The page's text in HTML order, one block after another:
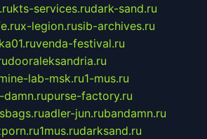
kts-services.rudark-sand.ru
x-legion.rusib-archives.ru
venda-festival.ru
dooraleksandria.ru
lab-msk.ru1-mus.ru
damn.rupurse-factory.ru
adler-jun.rubandamn.ru
1mus.rudarksand.ru